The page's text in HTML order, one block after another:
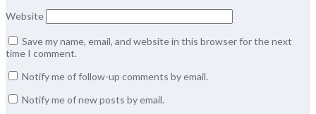
Website
Save my name, email, and website in this browser for the next
time I comment.
Notify me of follow-up comments by email.
Notify me of new posts by email.